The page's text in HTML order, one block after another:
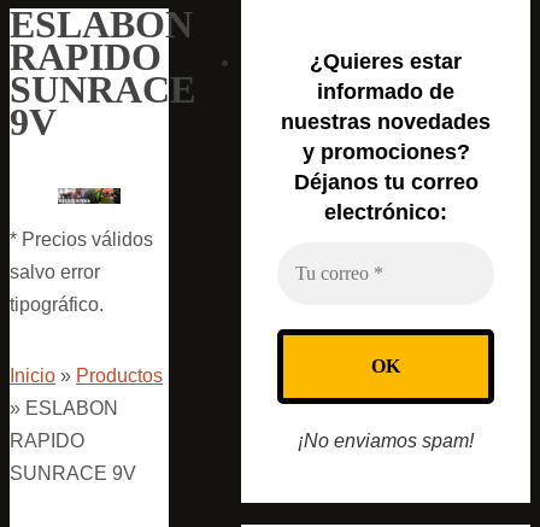
ESLABON
RAPIDO
SUNRACE
9V
* Precios válidos
salvo error
tipográfico.
Inicio » Productos
» ESLABON
RAPIDO
SUNRACE 9V
¿Quieres estar
informado de
nuestras novedades
y promociones?
Déjanos tu correo
electrónico:
¡No enviamos spam!